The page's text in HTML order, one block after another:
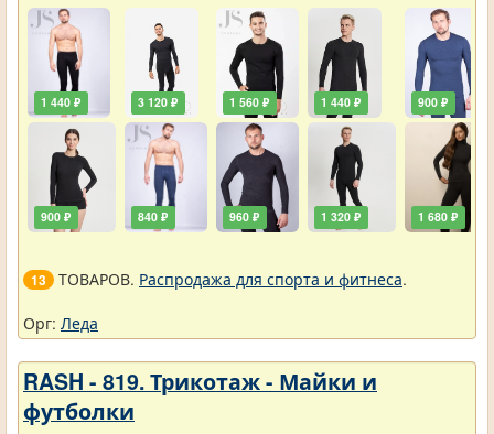
1 440 ₽
900 ₽
3 120 ₽
840 ₽
1 560 ₽
960 ₽
1 440 ₽
1 320 ₽
900 ₽
1 680 ₽
13 ТОВАРОВ. Распродажа для спорта и фитнеса.
Орг: Леда
RASH - 819. Трикотаж - Майки и
футболки